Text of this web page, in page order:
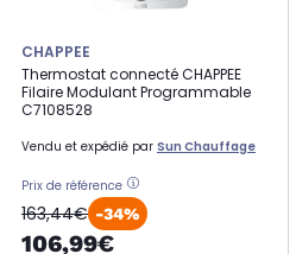
CHAPPEE
Thermostat connecté CHAPPEE
Filaire Modulant Programmable
C7108528
Vendu et expédié par Sun Chauffage
Prix de référence
163,44€ -34%
106,99€